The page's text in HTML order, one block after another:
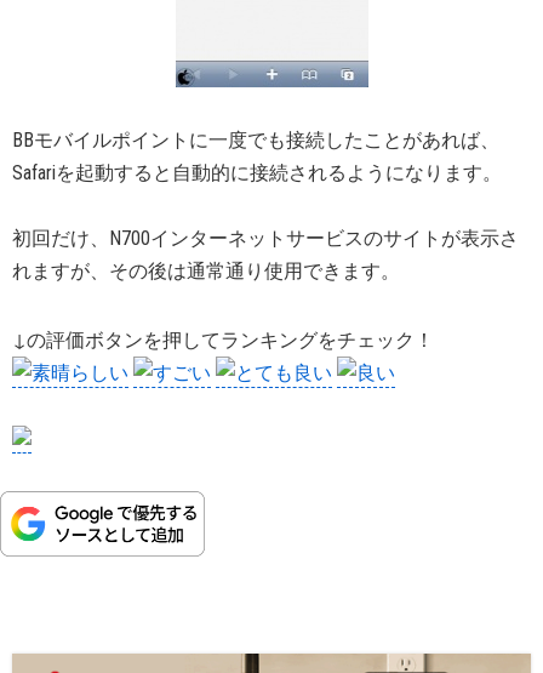
BBモバイルポイントに一度でも接続したことがあれば、
Safariを起動すると自動的に接続されるようになります。
初回だけ、N700インターネットサービスのサイトが表示さ
れますが、その後は通常通り使用できます。
↓の評価ボタンを押してランキングをチェック！